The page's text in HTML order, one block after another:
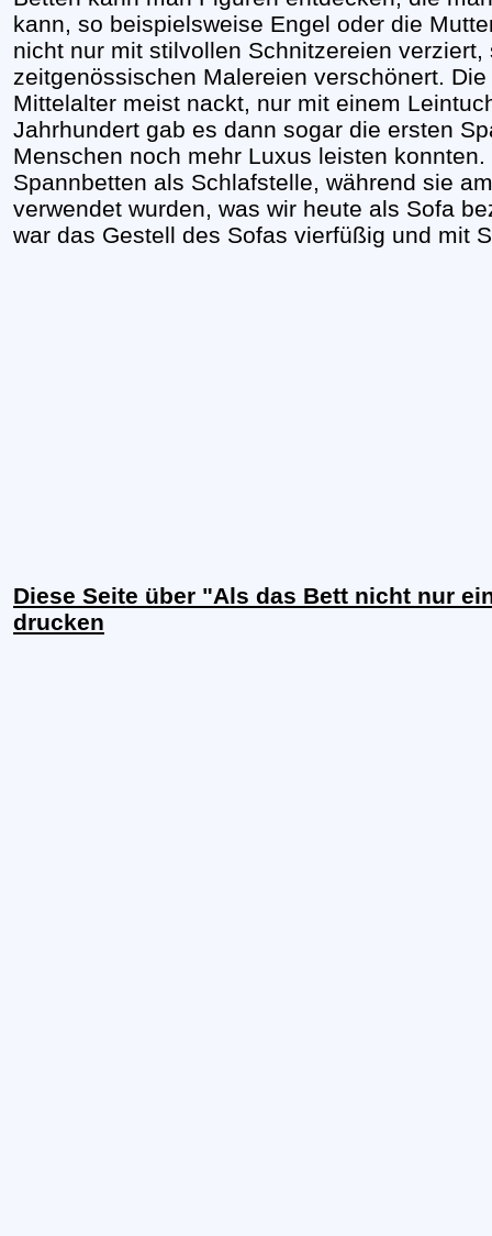
kann, so beispielsweise Engel oder die
nicht nur mit stilvollen Schnitzereien
zeitgenössischen Malereien verschönert.
Mittelalter meist nackt, nur mit einem
Jahrhundert gab es dann sogar die ersten
Menschen noch mehr Luxus leisten
Spannbetten als Schlafstelle, während sie
verwendet wurden, was wir heute als Sofa
war das Gestell des Sofas vierfüßig und mit
Diese Seite über "Als das Bett nicht nur
drucken